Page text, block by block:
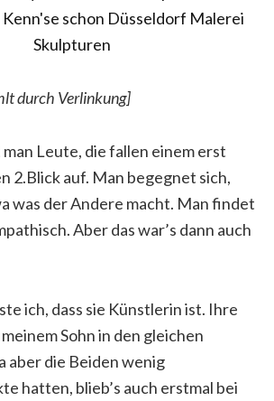
durch Verlinkung]
Leute, die fallen einem erst
2.Blick auf. Man begegnet sich,
was der Andere macht. Man findet
Aber das war’s dann auch
ich, dass sie Künstlerin ist. Ihre
Sohn in den gleichen
aber die Beiden wenig
hatten, blieb’s auch erstmal bei